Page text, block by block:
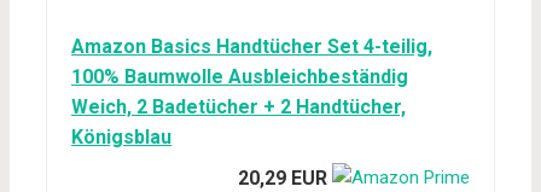
Amazon Basics Handtücher Set 4-teilig,
100% Baumwolle Ausbleichbeständig
Weich, 2 Badetücher + 2 Handtücher,
Königsblau
20,29 EUR